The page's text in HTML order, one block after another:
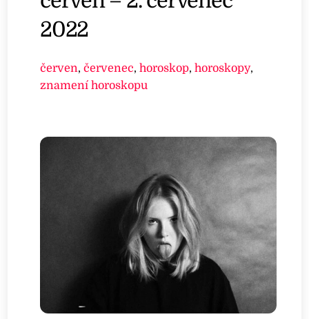
2022
červen,červenec,horoskop,horoskopy,
znamení horoskopu